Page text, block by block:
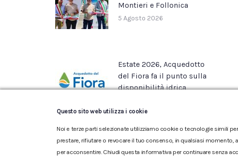
Montieri e Follonica
5 Agosto 2026
Estate 2026, Acquedotto
del Fiora fa il punto sulla
disponibilità idrica
Questo sito web utilizza i cookie
Noi e terze parti selezionate utilizziamo cookie o tecnologie simili
prestare, rifiutare o revocare il tuo consenso, in qualsiasi momento,
per acconsentire. Chiudi questa informativa per continuare senza